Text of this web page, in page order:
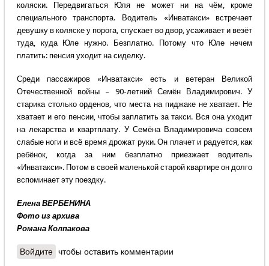
коляски. Передвигаться Юля не может ни на чём, кроме
специального транспорта. Водитель «Инватакси» встречает
девушку в коляске у порога, спускает во двор, усаживает и везёт
туда, куда Юле нужно. Безплатно. Потому что Юле нечем
платить: пенсия уходит на сиделку.
Среди пассажиров «Инватакси» есть и ветеран Великой
Отечественной войны – 90-летний Семён Владимирович. У
старика столько орденов, что места на пиджаке не хватает. Не
хватает и его пенсии, чтобы заплатить за такси. Вся она уходит
на лекарства и квартплату. У Семёна Владимировича совсем
слабые ноги и всё время дрожат руки. Он плачет и радуется, как
ребёнок, когда за ним безплатно приезжает водитель
«Инватакси». Потом в своей маленькой старой квартире он долго
вспоминает эту поездку.
Елена ВЕРБЕНИНА
Фото из архива
Романа Колпакова
Войдите чтобы оставить комментарии